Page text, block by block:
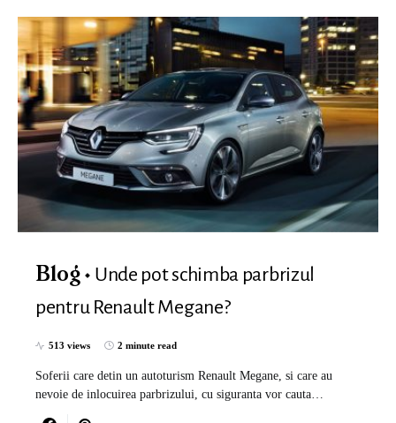
Blog
Unde pot schimba parbrizul
pentru Renault Megane?
513 views 2 minute read
Soferii care detin un autoturism Renault Megane, si care au
nevoie de inlocuirea parbrizului, cu siguranta vor cauta…